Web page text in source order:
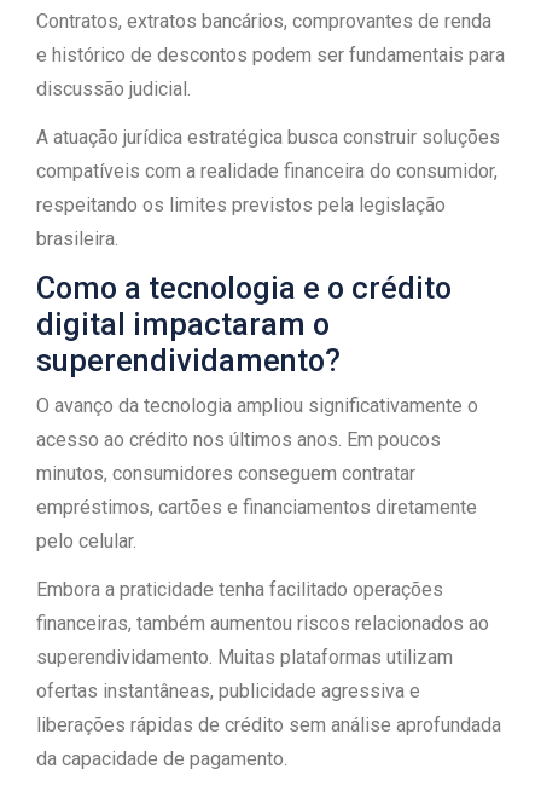
Contratos, extratos bancários, comprovantes de renda
e histórico de descontos podem ser fundamentais para
discussão judicial.
A atuação jurídica estratégica busca construir soluções
compatíveis com a realidade financeira do consumidor,
respeitando os limites previstos pela legislação
brasileira.
Como a tecnologia e o crédito
digital impactaram o
superendividamento?
O avanço da tecnologia ampliou significativamente o
acesso ao crédito nos últimos anos. Em poucos
minutos, consumidores conseguem contratar
empréstimos, cartões e financiamentos diretamente
pelo celular.
Embora a praticidade tenha facilitado operações
financeiras, também aumentou riscos relacionados ao
superendividamento. Muitas plataformas utilizam
ofertas instantâneas, publicidade agressiva e
liberações rápidas de crédito sem análise aprofundada
da capacidade de pagamento.